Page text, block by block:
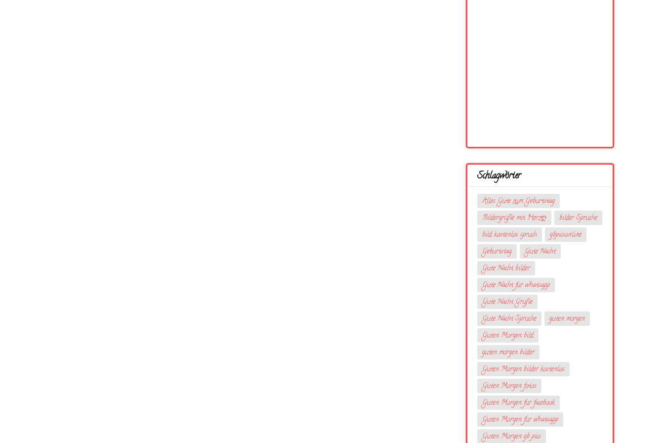
Schlagwörter
Alles Gute zum Geburtstag
Bildergrüße mit Herzღ
bilder Sprüche
bild kostenlos spruch
gbpicsonline
Geburtstag
Gute Nacht
Gute Nacht bilder
Gute Nacht für whatsapp
Gute Nacht Grüße
Gute Nacht Sprüche
guten morgen
Guten Morgen bild
guten morgen bilder
Guten Morgen bilder kostenlos
Guten Morgen fotos
Guten Morgen für facebook
Guten Morgen für whatsapp
Guten Morgen gb pics